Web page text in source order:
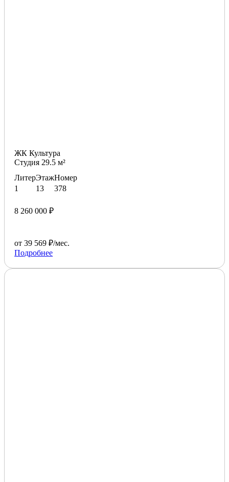
ЖК Культура
Студия 29.5 м²
Литер
1
Этаж
13
Номер
378
8 260 000 ₽
от 39 569 ₽/мес.
Подробнее